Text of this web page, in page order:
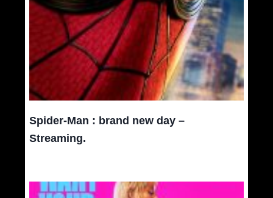
Spider-Man : brand new day –
Streaming.